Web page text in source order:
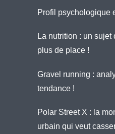
Profil psychologique
La nutrition : un
plus de place !
Gravel running :
tendance !
Polar Street X : la
urbain qui veut